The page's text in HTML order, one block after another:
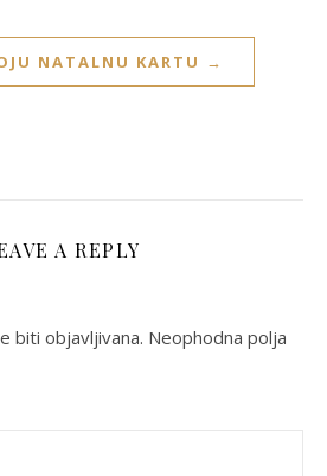
NATALNU KARTU →
A REPLY
biti objavljivana. Neophodna polja